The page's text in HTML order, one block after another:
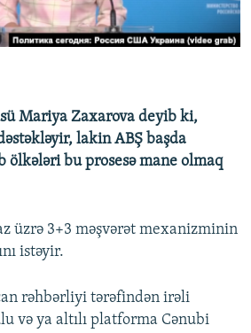
TELEFONUNUZDA
Mariya Zaxarova deyib ki,
lakin ABŞ başda
ölkələri bu prosesə mane olmaq
üzrə 3+3 məşvərət mexanizminin
istəyir.
rəhbərliyi tərəfindən irəli
və ya altılı platforma Cənubi